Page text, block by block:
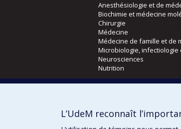
Anesthésiologie et de
Biochimie et médecine
Chirurgie
Médecine
Médecine de famille et de
Microbiologie, infectiologie
Neurosciences
Nutrition
Orthophonie et audiologie
L’UdeM reconnaît